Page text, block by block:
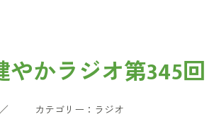
やかラジオ第345回
カテゴリー： ラジオ